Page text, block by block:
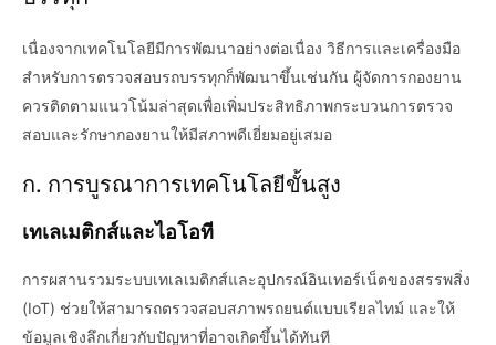
เนื่องจากเทคโนโลยีมีการพัฒนาอย่างต่อเนื่อง วิธีการและเครื่องมือ
สำหรับการตรวจสอบรถบรรทุกก็พัฒนาขึ้นเช่นกัน ผู้จัดการกองยาน
ควรติดตามแนวโน้มล่าสุดเพื่อเพิ่มประสิทธิภาพกระบวนการตรวจ
สอบและรักษากองยานให้มีสภาพดีเยี่ยมอยู่เสมอ
ก. การบูรณาการเทคโนโลยีขั้นสูง
เทเลเมติกส์และไอโอที
การผสานรวมระบบเทเลเมติกส์และอุปกรณ์อินเทอร์เน็ตของสรรพสิ่ง
(IoT) ช่วยให้สามารถตรวจสอบสภาพรถยนต์แบบเรียลไทม์ และให้
ข้อมูลเชิงลึกเกี่ยวกับปัญหาที่อาจเกิดขึ้นได้ทันที